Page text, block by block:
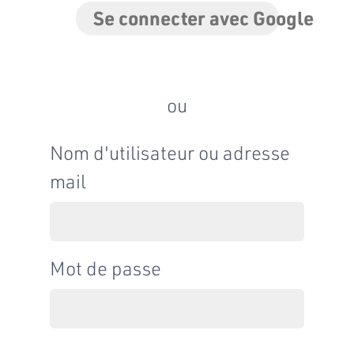
Se connecter avec Google
ou
Nom d'utilisateur ou adresse
mail
Mot de passe